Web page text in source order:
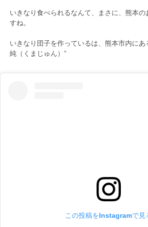
いきなり食べられるなんて、まさに、熊本
すね。
いきなり団子を作っているは、熊本市内にあ
純（くまじゅん）”
この投稿をInstagramで見